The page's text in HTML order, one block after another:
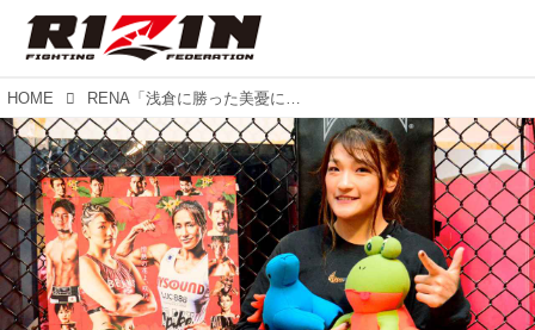
HOME RENA「浅倉に勝った美憂に私が勝てばとってもオイシイ」Yogibo presents RIZIN.32 公開練習